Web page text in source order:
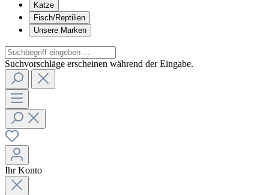
Katze
Fisch/Reptilien
Unsere Marken
Suchvorschläge erscheinen während der Eingabe.
Ihr Konto